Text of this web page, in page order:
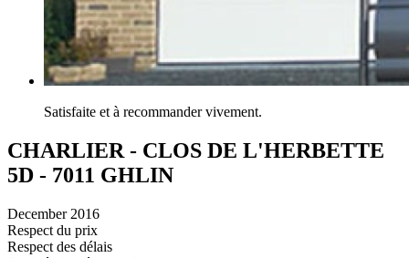
Satisfaite et à recommander vivement.
CHARLIER - CLOS DE L'HERBETTE
5D - 7011 GHLIN
December 2016
Respect du prix
Respect des délais